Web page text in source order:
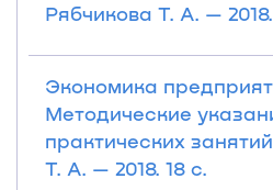
Рябчикова Т. А. — 2018.
Экономика
Методические
практических
Т. А. — 2018. 18 с.